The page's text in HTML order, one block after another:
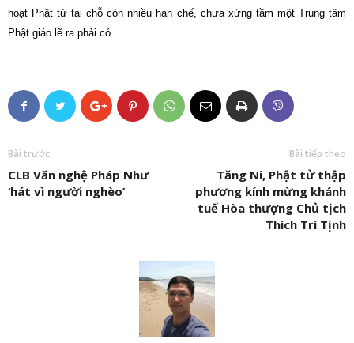
hoạt Phật tử tại chỗ còn nhiều hạn chế, chưa xứng tầm một Trung tâm
Phật giáo lẽ ra phải có.
Bài trước
CLB Văn nghệ Pháp Như
‘hát vì người nghèo’
Bài tiếp theo
Tăng Ni, Phật tử thập
phương kính mừng khánh
tuế Hòa thượng Chủ tịch
Thích Trí Tịnh